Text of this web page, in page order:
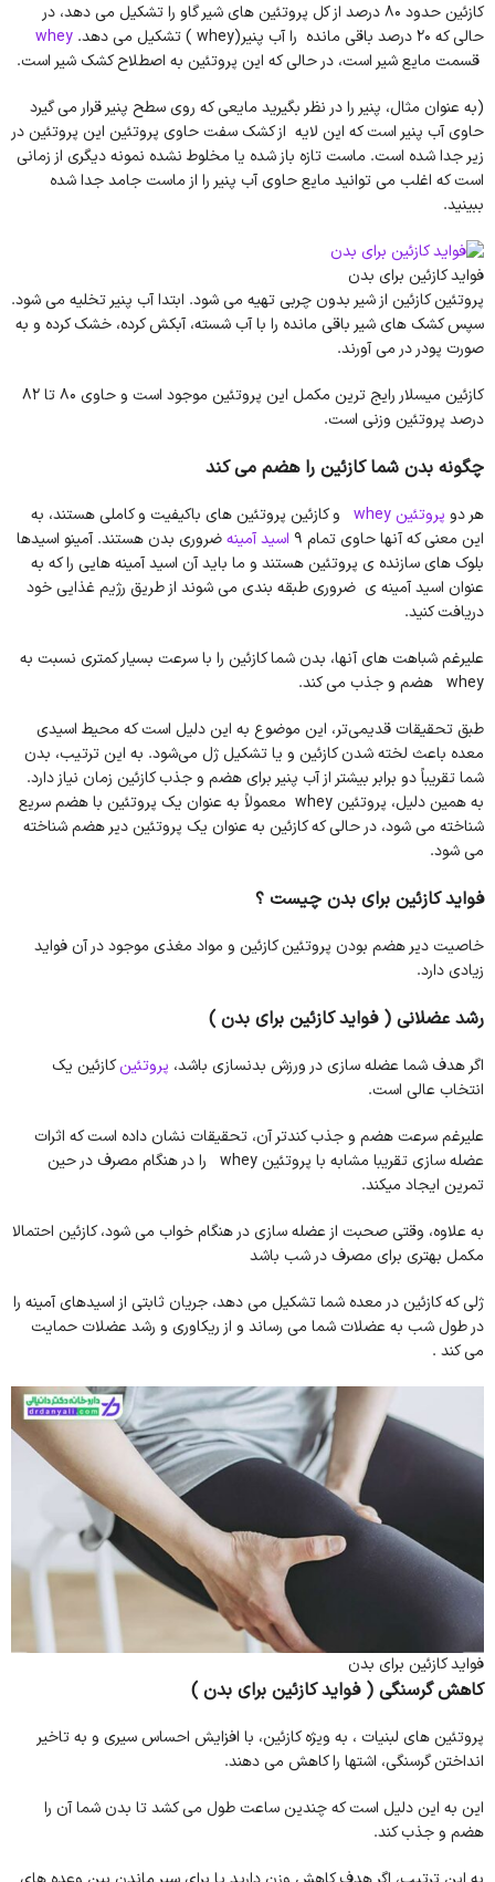
کازئین حدود 80 درصد از کل پروتئین های شیر گاو را تشکیل می دهد، در
حالی که 20 درصد باقی مانده را آب پنیر(whey ) تشکیل می دهد.
whey
قسمت مایع شیر است، در حالی که این پروتئین به اصطلاح کشک شیر است.
(به عنوان مثال، پنیر را در نظر بگیرید مایعی که روی سطح پنیر قرار می گیرد
حاوی آب پنیر است که این لایه از کشک سفت حاوی پروتئین این پروتئین در
زیر جدا شده است. ماست تازه باز شده یا مخلوط نشده نمونه دیگری از زمانی
است که اغلب می توانید مایع حاوی آب پنیر را از ماست جامد جدا شده
ببینید.
فواید کازئین برای بدن
پروتئین کازئین از شیر بدون چربی تهیه می شود. ابتدا آب پنیر تخلیه می شود.
سپس کشک های شیر باقی مانده را با آب شسته، آبکش کرده، خشک کرده و به
صورت پودر در می آورند.
کازئین میسلار رایج ترین مکمل این پروتئین موجود است و حاوی 80 تا 82
درصد پروتئین وزنی است.
چگونه بدن شما کازئین را هضم می کند
هر دو پروتئین whey
و کازئین پروتئین های باکیفیت و کاملی هستند، به
این معنی که آنها حاوی تمام 9
اسید آمینهضروری بدن هستند. آمینو اسیدها
بلوک های سازنده ی پروتئین هستند و ما باید آن اسید آمینه هایی را که به
عنوان اسید آمینه ی ضروری طبقه بندی می شوند از طریق رژیم غذایی خود
دریافت کنید.
علیرغم شباهت های آنها، بدن شما کازئین را با سرعت بسیار کمتری نسبت به
whey هضم و جذب می کند.
طبق تحقیقات قدیمی‌تر، این موضوع به این دلیل است که محیط اسیدی
معده باعث لخته شدن کازئین و یا تشکیل ژل می‌شود. به این ترتیب، بدن
شما تقریباً دو برابر بیشتر از آب پنیر برای هضم و جذب کازئین زمان نیاز دارد.
به همین دلیل، پروتئین whey معمولاً به عنوان یک پروتئین با هضم سریع
شناخته می شود، در حالی که کازئین به عنوان یک پروتئین دیر هضم شناخته
می شود.
فواید کازئین برای بدن چیست ؟
خاصیت دیر هضم بودن پروتئین کازئین و مواد مغذی موجود در آن فواید
زیادی دارد.
رشد عضلانی ( فواید کازئین برای بدن )
اگر هدف شما عضله سازی در ورزش بدنسازی باشد، پروتئینکازئین یک
انتخاب عالی است.
علیرغم سرعت هضم و جذب کندتر آن، تحقیقات نشان داده است که اثرات
عضله سازی تقریبا مشابه با پروتئین whey را در هنگام مصرف در حین
تمرین ایجاد میکند.
به علاوه، وقتی صحبت از عضله سازی در هنگام خواب می شود، کازئین احتمالا
مکمل بهتری برای مصرف در شب باشد
ژلی که کازئین در معده شما تشکیل می دهد، جریان ثابتی از اسیدهای آمینه را
در طول شب به عضلات شما می رساند و از ریکاوری و رشد عضلات حمایت
می کند .
فواید کازئین برای بدن
کاهش گرسنگی ( فواید کازئین برای بدن )
پروتئین های لبنیات ، به ویژه کازئین، با افزایش احساس سیری و به تاخیر
انداختن گرسنگی، اشتها را کاهش می دهند.
این به این دلیل است که چندین ساعت طول می کشد تا بدن شما آن را
هضم و جذب کند.